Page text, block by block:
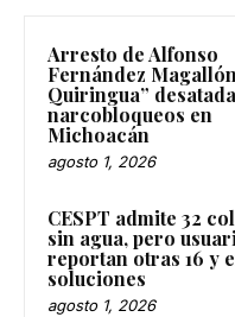
Arresto de Alfonso
Fernández
Quiringua” desatada
narcobloqueos en
Michoacán
agosto 1, 2026
CESPT admite 32
sin agua, pero
reportan otras 16 y
soluciones
agosto 1, 2026